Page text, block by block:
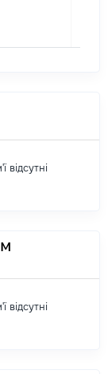
відсутні
відсутні